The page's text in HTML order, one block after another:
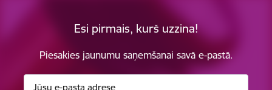
Esi pirmais, kurš uzzina!
Piesakies jaunumu saņemšanai savā e-pastā.